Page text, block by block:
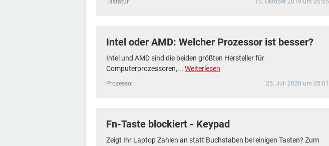
Tastatur 15. Oktober 2019 um 05:55
Intel oder AMD: Welcher Prozessor ist besser?
Intel und AMD sind die beiden größten Hersteller für
Computerprozessoren,... Weiterlesen
Prozessor 25. Juli 2020 um 05:01
Fn-Taste blockiert - Keypad
Zeigt Ihr Laptop Zahlen an statt Buchstaben bei einigen Tasten? Zum